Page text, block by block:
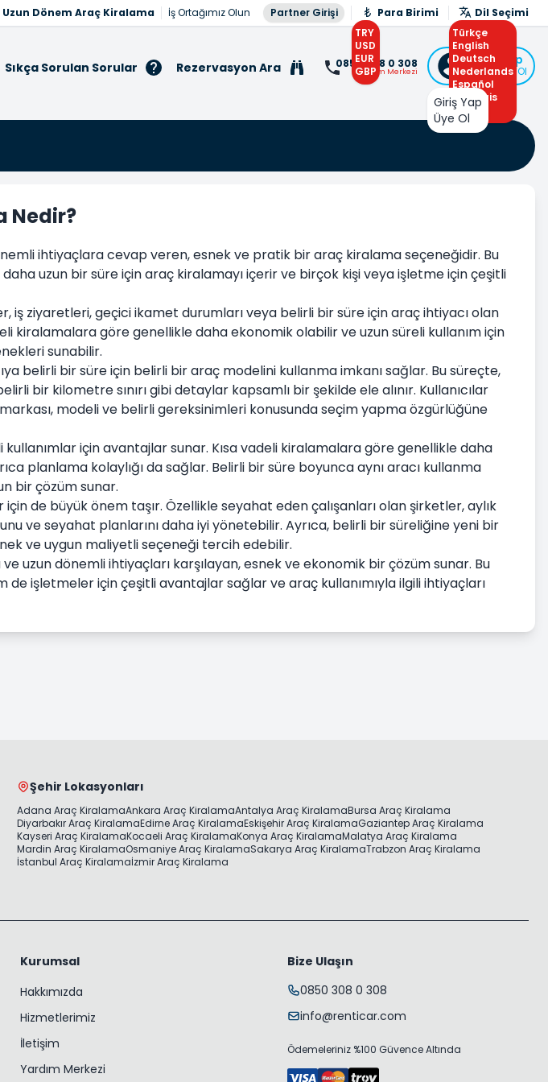
Uzun Dönem Araç Kiralama İş Ortağımız Olun Partner Girişi
Para Birimi
TRY
USD
EUR
GBP
Dil Seçimi
Türkçe
English
Deutsch
Nederlands
Español
Français
Arabic
Sıkça Sorulan Sorular Rezervasyon Ara 0850 308 0 308
İletişim Merkezi
Giriş Yap
veya Üye Ol
Giriş Yap
Üye Ol
Nedir?
ihtiyaçlara cevap veren, esnek ve pratik bir araç kiralama seçeneğidir. Bu
uzun bir süre için araç kiralamayı içerir ve birçok kişi veya işletme için çeşitli
iş ziyaretleri, geçici ikamet durumları veya belirli bir süre için araç ihtiyacı olan
kiralamalara göre genellikle daha ekonomik olabilir ve uzun süreli kullanım için
sunabilir.
belirli bir süre için belirli bir araç modelini kullanma imkanı sağlar. Bu süreçte,
bir kilometre sınırı gibi detaylar kapsamlı bir şekilde ele alınır. Kullanıcılar
modeli ve belirli gereksinimleri konusunda seçim yapma özgürlüğüne
kullanımlar için avantajlar sunar. Kısa vadeli kiralamalara göre genellikle daha
planlama kolaylığı da sağlar. Belirli bir süre boyunca aynı aracı kullanma
bir çözüm sunar.
de büyük önem taşır. Özellikle seyahat eden çalışanları olan şirketler, aylık
ve seyahat planlarını daha iyi yönetebilir. Ayrıca, belirli bir süreliğine yeni bir
ve uygun maliyetli seçeneği tercih edebilir.
uzun dönemli ihtiyaçları karşılayan, esnek ve ekonomik bir çözüm sunar. Bu
de işletmeler için çeşitli avantajlar sağlar ve araç kullanımıyla ilgili ihtiyaçları
Şehir Lokasyonları
Adana Araç KiralamaAnkara Araç KiralamaAntalya Araç KiralamaBursa Araç Kiralama
Diyarbakır Araç KiralamaEdirne Araç KiralamaEskişehir Araç KiralamaGaziantep Araç Kiralama
Kayseri Araç KiralamaKocaeli Araç KiralamaKonya Araç KiralamaMalatya Araç Kiralama
Mardin Araç KiralamaOsmaniye Araç KiralamaSakarya Araç KiralamaTrabzon Araç Kiralama
İstanbul Araç Kiralamaİzmir Araç Kiralama
Kurumsal
Hakkımızda
Hizmetlerimiz
İletişim
Yardım Merkezi
Bize Ulaşın
0850 308 0 308
info@renticar.com
Ödemeleriniz %100 Güvence Altında